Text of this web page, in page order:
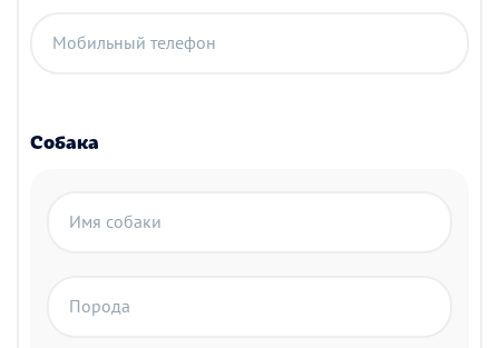
Мобильный телефон
Собака
Имя собаки
Порода